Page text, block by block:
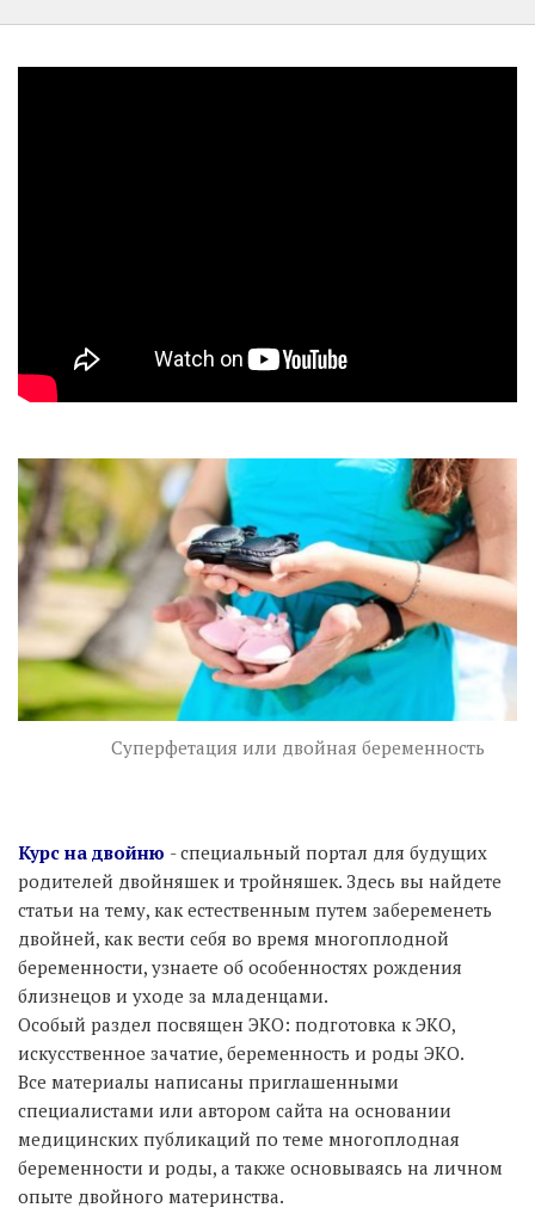
Суперфетация или двойная беременность
Курс на двойню - специальный портал для будущих
родителей двойняшек и тройняшек. Здесь вы найдете
статьи на тему, как естественным путем забеременеть
двойней, как вести себя во время многоплодной
беременности, узнаете об особенностях рождения
близнецов и уходе за младенцами.
Особый раздел посвящен ЭКО: подготовка к ЭКО,
искусственное зачатие, беременность и роды ЭКО.
Все материалы написаны приглашенными
специалистами или автором сайта на основании
медицинских публикаций по теме многоплодная
беременности и роды, а также основываясь на личном
опыте двойного материнства.